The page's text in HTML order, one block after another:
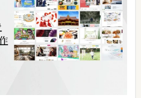
株式会社WEBSTAGE
料金あり
ショップ】【採用】【SEO】【反響獲
作成。 運用サポートや販促支援にも
求める企業向け。 ホームページ作成
業界でもトップクラスの成功事例を
す。 20年以上の実績を活かし、お客